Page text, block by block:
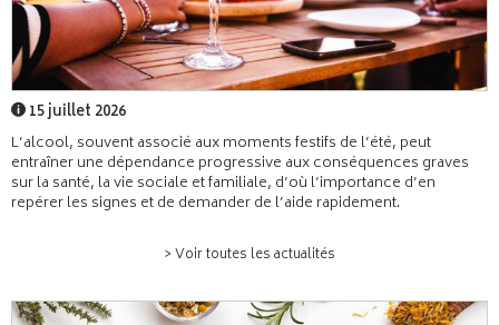
15 juillet 2026
L’alcool, souvent associé aux moments festifs de l’été, peut
entraîner une dépendance progressive aux conséquences graves
sur la santé, la vie sociale et familiale, d’où l’importance d’en
repérer les signes et de demander de l’aide rapidement.
> Voir toutes les actualités